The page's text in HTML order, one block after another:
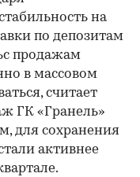
на
по депозитам
продажам
в массовом
считает
ГК «Гранель»
для сохранения
активнее